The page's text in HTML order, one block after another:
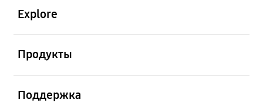
Explore
Продукты
Поддержка